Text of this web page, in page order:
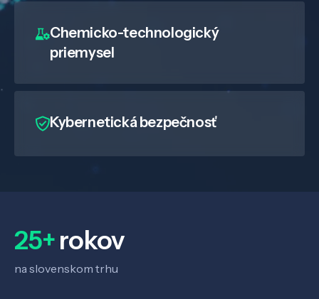
Chemicko-technologický
priemysel
Kybernetická bezpečnosť
25+rokov
na slovenskom trhu